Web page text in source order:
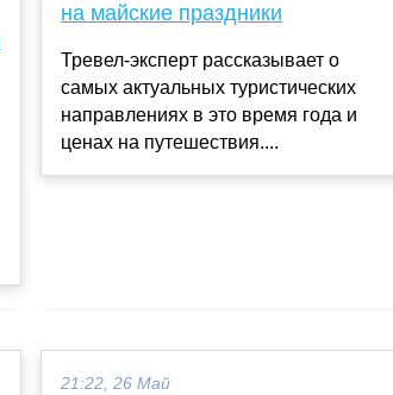
на майские праздники
Тревел-эксперт рассказывает о
самых актуальных туристических
направлениях в это время года и
ценах на путешествия....
21:22, 26 Май